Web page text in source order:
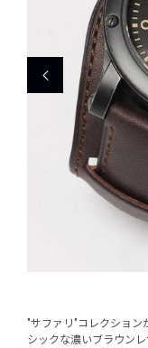
"サファリ"コレクション
シックな濃いブラウン